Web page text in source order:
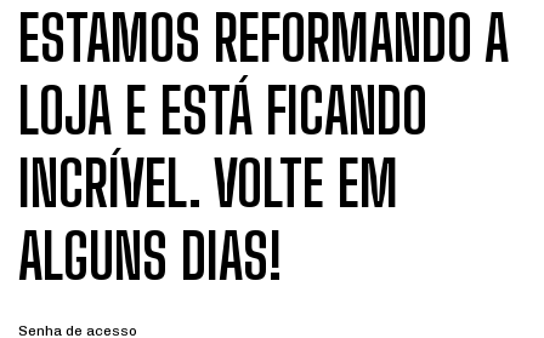
ESTAMOS REFORMANDO A
LOJA E ESTÁ FICANDO
INCRÍVEL. VOLTE EM
ALGUNS DIAS!
Senha de acesso